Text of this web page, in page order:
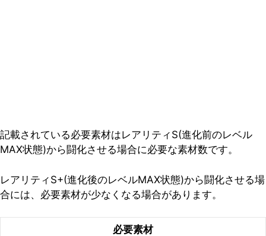
記載されている必要素材はレアリティS(進化前のレベル
MAX状態)から闘化させる場合に必要な素材数です。
レアリティS+(進化後のレベルMAX状態)から闘化させる場
合には、必要素材が少なくなる場合があります。
必要素材